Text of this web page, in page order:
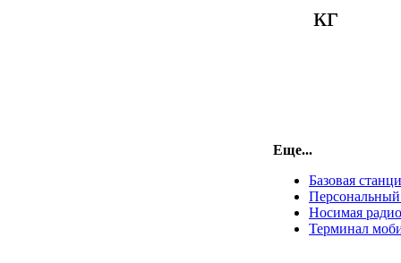
кг
Еще...
Базовая
Носимая
Терминал